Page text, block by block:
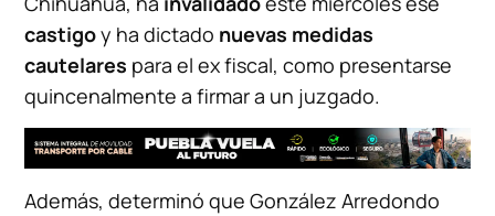
castigoy ha dictado nuevas medidas
cautelares para el ex fiscal, como presentarse
quincenalmente a firmar a un juzgado.
Además, determinó que González Arredondo